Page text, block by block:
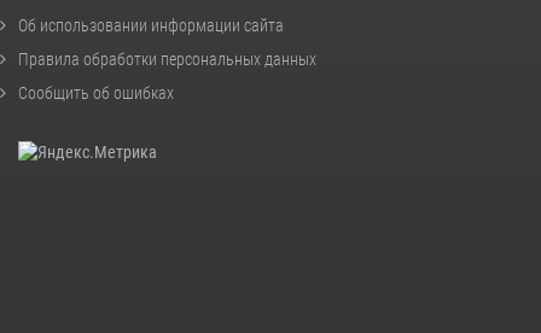
Об использовании информации сайта
Правила обработки персональных данных
Сообщить об ошибках